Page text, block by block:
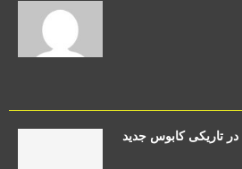
در تاریکی کابوس جدید